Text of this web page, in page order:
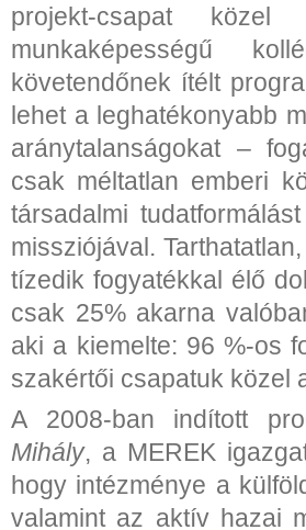
projekt-csapat
munkaképességű
követendőnek ítélt
lehet a leghatékonyabb
aránytalanságokat –
csak méltatlan emberi
társadalmi
missziójával.
tízedik fogyatékkal élő
csak 25% akarna
aki a kiemelte: 96 %-os
szakértői csapatuk közel
A 2008-ban indított
Mihály, a MEREK
hogy intézménye a
valamint az aktív hazai